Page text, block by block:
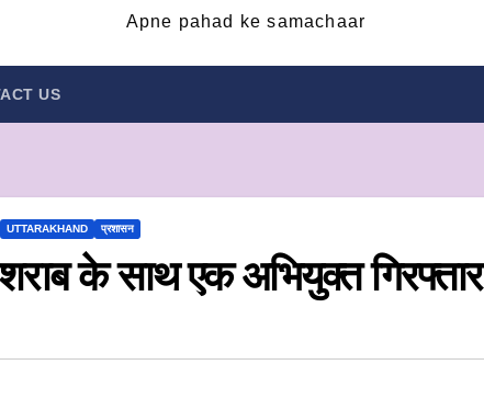
Apne pahad ke samachaar
US
UTTARAKHAND प्रशासन
के साथ एक अभियुक्त गिरफ्तार